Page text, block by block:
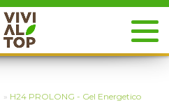
» H24 PROLONG - Gel Energetico